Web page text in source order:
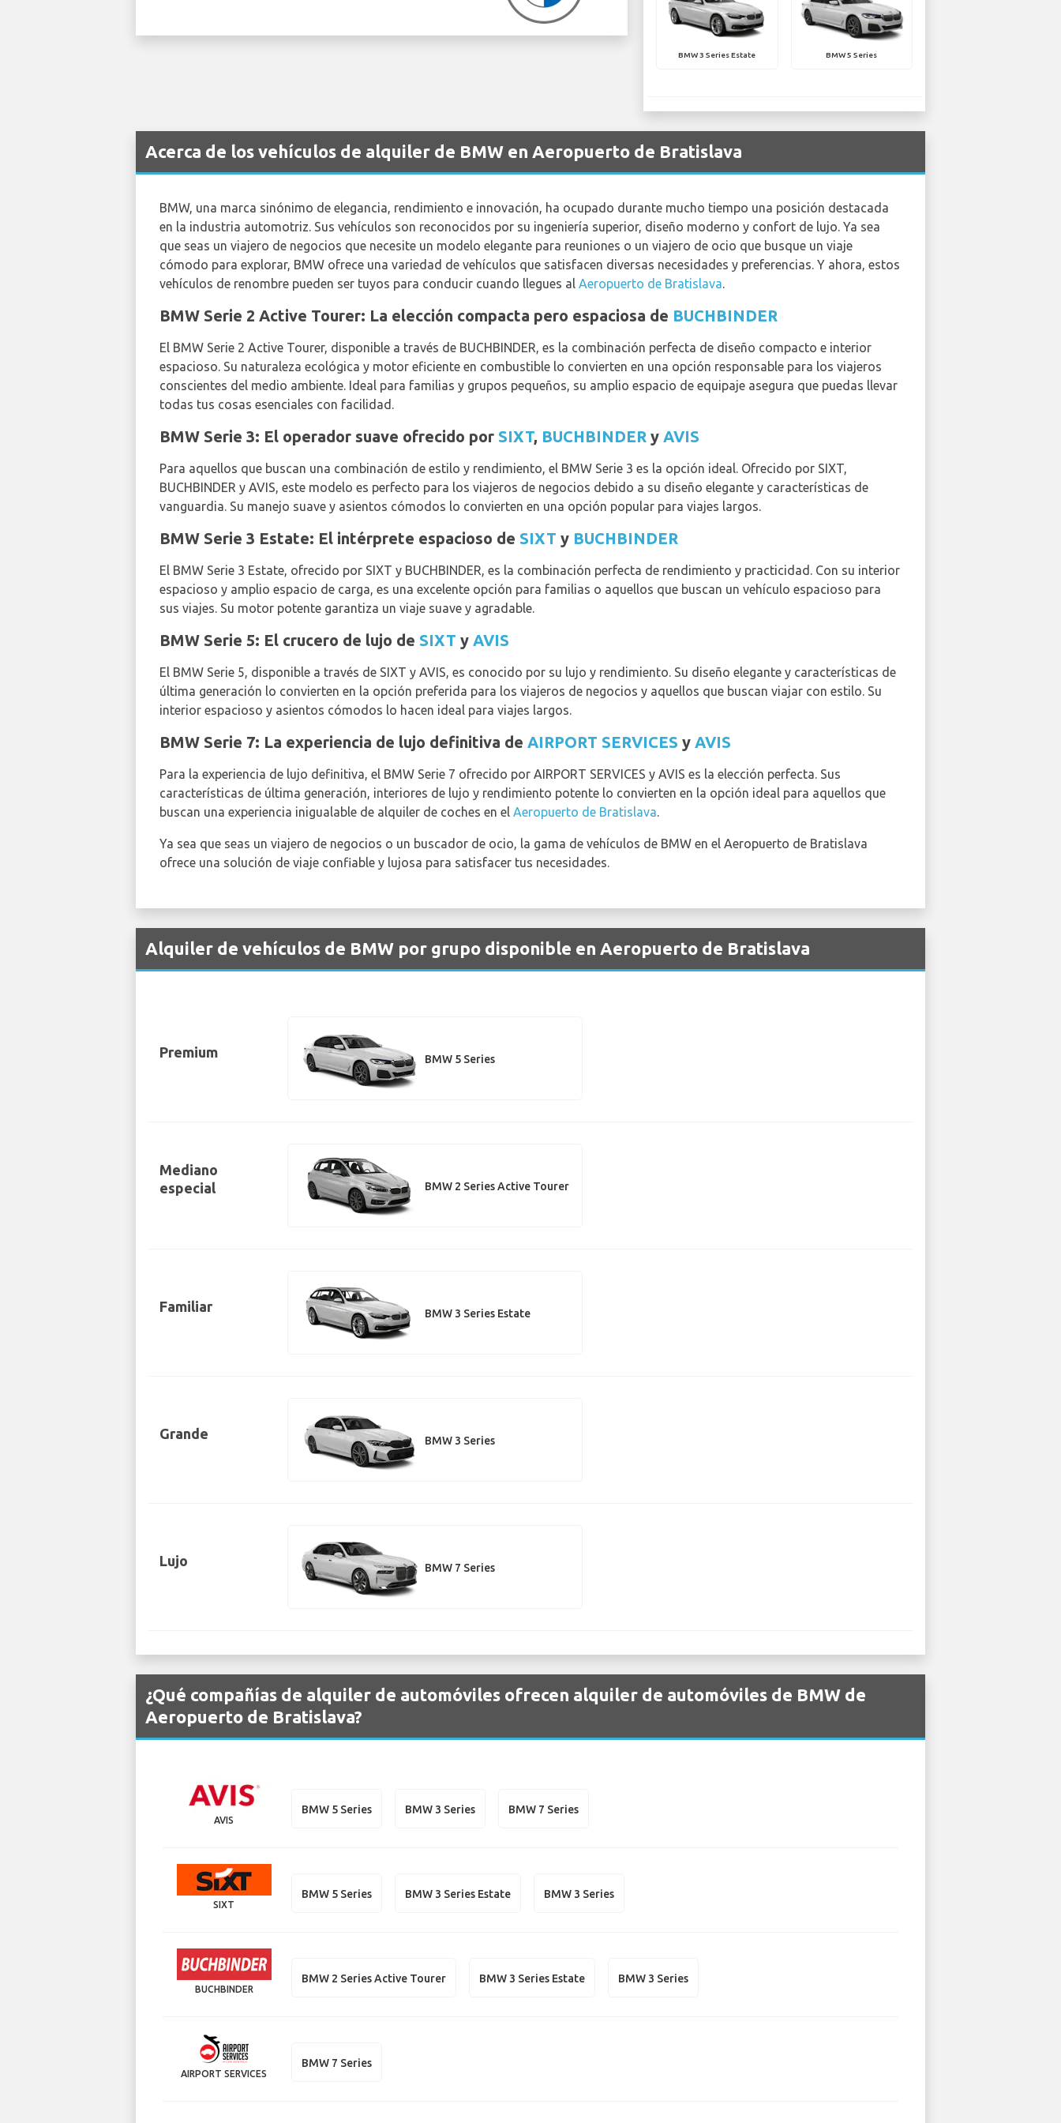
BMW 3 Series Estate BMW 5 Series
Acerca de los vehículos de alquiler de BMW en Aeropuerto de Bratislava
BMW, una marca sinónimo de elegancia, rendimiento e innovación, ha ocupado durante mucho tiempo una posición destacada
en la industria automotriz. Sus vehículos son reconocidos por su ingeniería superior, diseño moderno y confort de lujo. Ya sea
que seas un viajero de negocios que necesite un modelo elegante para reuniones o un viajero de ocio que busque un viaje
cómodo para explorar, BMW ofrece una variedad de vehículos que satisfacen diversas necesidades y preferencias. Y ahora, estos
vehículos de renombre pueden ser tuyos para conducir cuando llegues al Aeropuerto de Bratislava.
BMW Serie 2 Active Tourer: La elección compacta pero espaciosa de BUCHBINDER
El BMW Serie 2 Active Tourer, disponible a través de BUCHBINDER, es la combinación perfecta de diseño compacto e interior
espacioso. Su naturaleza ecológica y motor eficiente en combustible lo convierten en una opción responsable para los viajeros
conscientes del medio ambiente. Ideal para familias y grupos pequeños, su amplio espacio de equipaje asegura que puedas llevar
todas tus cosas esenciales con facilidad.
BMW Serie 3: El operador suave ofrecido por SIXT, BUCHBINDER y AVIS
Para aquellos que buscan una combinación de estilo y rendimiento, el BMW Serie 3 es la opción ideal. Ofrecido por SIXT,
BUCHBINDER y AVIS, este modelo es perfecto para los viajeros de negocios debido a su diseño elegante y características de
vanguardia. Su manejo suave y asientos cómodos lo convierten en una opción popular para viajes largos.
BMW Serie 3 Estate: El intérprete espacioso de SIXT y BUCHBINDER
El BMW Serie 3 Estate, ofrecido por SIXT y BUCHBINDER, es la combinación perfecta de rendimiento y practicidad. Con su interior
espacioso y amplio espacio de carga, es una excelente opción para familias o aquellos que buscan un vehículo espacioso para
sus viajes. Su motor potente garantiza un viaje suave y agradable.
BMW Serie 5: El crucero de lujo de SIXT y AVIS
El BMW Serie 5, disponible a través de SIXT y AVIS, es conocido por su lujo y rendimiento. Su diseño elegante y características de
última generación lo convierten en la opción preferida para los viajeros de negocios y aquellos que buscan viajar con estilo. Su
interior espacioso y asientos cómodos lo hacen ideal para viajes largos.
BMW Serie 7: La experiencia de lujo definitiva de AIRPORT SERVICES y AVIS
Para la experiencia de lujo definitiva, el BMW Serie 7 ofrecido por AIRPORT SERVICES y AVIS es la elección perfecta. Sus
características de última generación, interiores de lujo y rendimiento potente lo convierten en la opción ideal para aquellos que
buscan una experiencia inigualable de alquiler de coches en el Aeropuerto de Bratislava.
Ya sea que seas un viajero de negocios o un buscador de ocio, la gama de vehículos de BMW en el Aeropuerto de Bratislava
ofrece una solución de viaje confiable y lujosa para satisfacer tus necesidades.
Alquiler de vehículos de BMW por grupo disponible en Aeropuerto de Bratislava
Premium BMW 5 Series
Mediano
especial
BMW 2 Series Active Tourer
Familiar BMW 3 Series Estate
Grande BMW 3 Series
Lujo BMW 7 Series
¿Qué compañías de alquiler de automóviles ofrecen alquiler de automóviles de BMW de
Aeropuerto de Bratislava?
AVIS
BMW 5 Series BMW 3 Series BMW 7 Series
SIXT
BMW 5 Series BMW 3 Series Estate BMW 3 Series
BUCHBINDER
BMW 2 Series Active Tourer BMW 3 Series Estate BMW 3 Series
AIRPORT SERVICES
BMW 7 Series